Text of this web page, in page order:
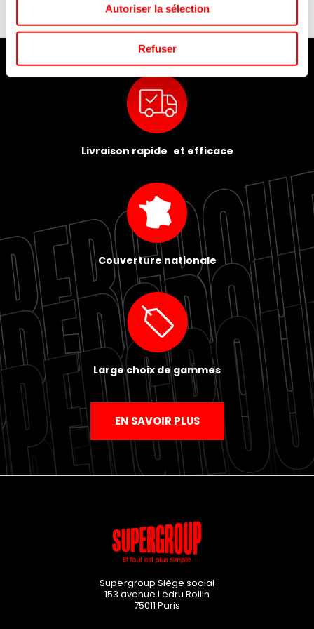
Autoriser la sélection
Refuser
Livraison rapide et efficace
Couverture nationale
Large choix de gammes
EN SAVOIR PLUS
Supergroup Siège social
153 avenue Ledru Rollin
75011 Paris